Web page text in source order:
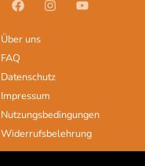
Über uns
FAQ
Datenschutz
Impressum
Nutzungsbedingungen
Widerrufsbelehrung